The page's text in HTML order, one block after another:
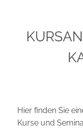
Hier finden Sie
Kurse und